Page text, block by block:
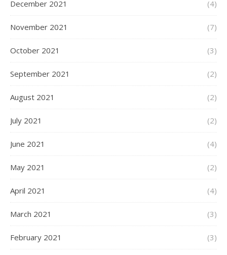
December 2021 (4)
November 2021 (7)
October 2021 (3)
September 2021 (2)
August 2021 (2)
July 2021 (2)
June 2021 (4)
May 2021 (2)
April 2021 (4)
March 2021 (3)
February 2021 (3)